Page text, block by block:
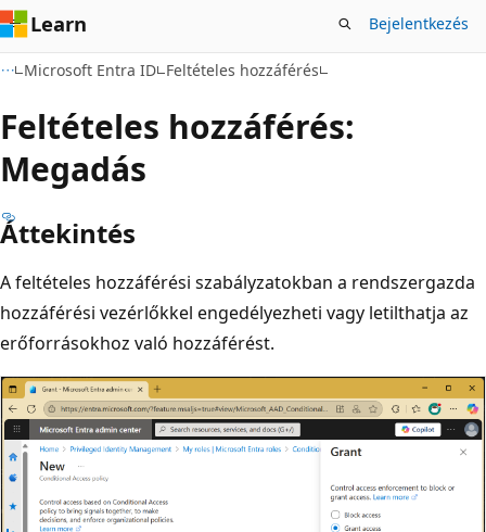
Learn Bejelentkezés
Microsoft Entra ID Feltételes hozzáférés
Feltételes hozzáférés:
Megadás
Áttekintés
A feltételes hozzáférési szabályzatokban a rendszergazda
hozzáférési vezérlőkkel engedélyezheti vagy letilthatja az
erőforrásokhoz való hozzáférést.